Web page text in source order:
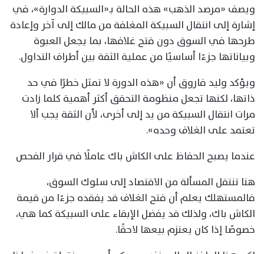
ويصف «مرصد الذهب» هذه الحالة بـ«السبيكة الدوارة»، في
إشارة إلى انتقال السبيكة المغلفة من مالك إلى آخر وإعادة
طرحها في السوق دون فتح غلافها، بما يجعل العبوة
وبياناتها جزءًا أساسيًا من عملية الثقة بين أطراف التداول.
ويؤكد وليد فاروق أن «هذه الدورة لا تمثل خطرًا في حد
ذاتها، لكنها تجعل منظومة التحقق أكثر أهمية كلما زادت
مرات انتقال السبيكة من يد إلى أخرى، لأن الثقة يجب ألا
تعتمد على الغلاف وحده».
عندما يصبح الحفاظ على الكاش باك عاملًا في قرار الفحص
هنا تنتقل المسألة من الاقتصاد إلى سلوك السوق،
فالمستهلك يعلم أن فتح الغلاف قد يفقده جزءًا من قيمة
الكاش باك، ولذلك قد يفضل الإبقاء على السبيكة كما هي،
خصوصًا إذا كان يعتزم بيعها لاحقًا.